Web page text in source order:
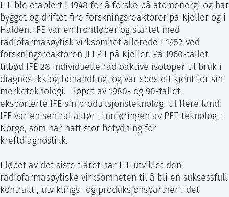
IFE ble etablert i 1948 for å forske på atomenergi og har
bygget og driftet fire forskningsreaktorer på Kjeller og i
Halden. IFE var en frontløper og startet med
radiofarmasøytisk virksomhet allerede i 1952 ved
forskningsreaktoren JEEP I på Kjeller. På 1960-tallet
tilbød IFE 28 individuelle radioaktive isotoper til bruk i
diagnostikk og behandling, og var spesielt kjent for sin
merketeknologi. I løpet av 1980- og 90-tallet
eksporterte IFE sin produksjonsteknologi til flere land.
IFE var en sentral aktør i innføringen av PET-teknologi i
Norge, som har hatt stor betydning for
kreftdiagnostikk.
I løpet av det siste tiåret har IFE utviklet den
radiofarmasøytiske virksomheten til å bli en suksessfull
kontrakt-, utviklings- og produksjonspartner i det